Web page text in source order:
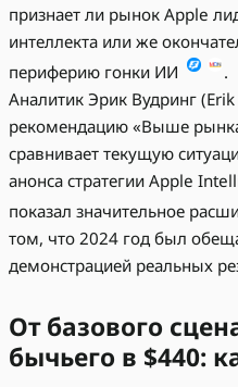
признает ли рынок Apple
интеллекта или же
периферию гонки ИИ
.
Аналитик Эрик Вудринг
рекомендацию «Выше
сравнивает текущую
анонса стратегии Apple
показал значительное
том, что 2024 год был
демонстрацией реальных
От базового
бычьего в $440: